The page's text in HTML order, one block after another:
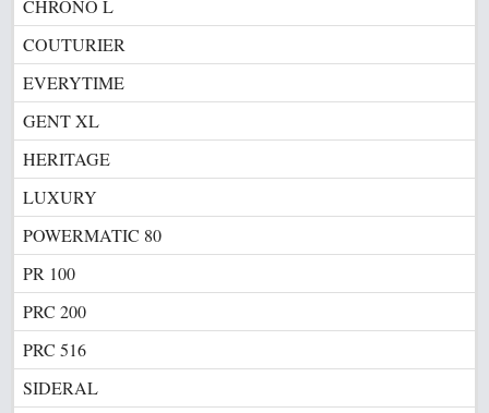
CHRONO L
COUTURIER
EVERYTIME
GENT XL
HERITAGE
LUXURY
POWERMATIC 80
PR 100
PRC 200
PRC 516
SIDERAL